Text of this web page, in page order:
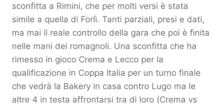
sconfitta a Rimini, che per molti versi è stata
simile a quella di Forlì. Tanti parziali, presi e dati,
ma mai il reale controllo della gara che poi è finita
nelle mani dei romagnoli. Una sconfitta che ha
rimesso in gioco Crema e Lecco per la
qualificazione in Coppa Italia per un turno finale
che vedrà la Bakery in casa contro Lugo ma le
altre 4 in testa affrontarsi tra di loro (Crema vs